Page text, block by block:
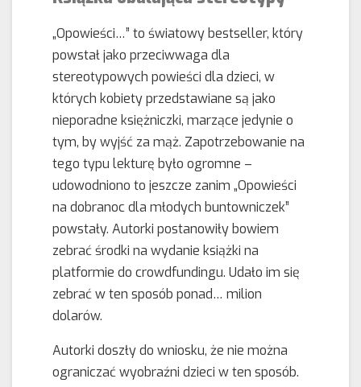
„Opowieści…” to światowy bestseller, który
powstał jako przeciwwaga dla
stereotypowych powieści dla dzieci, w
których kobiety przedstawiane są jako
nieporadne księżniczki, marzące jedynie o
tym, by wyjść za mąż. Zapotrzebowanie na
tego typu lekturę było ogromne –
udowodniono to jeszcze zanim „Opowieści
na dobranoc dla młodych buntowniczek”
powstały. Autorki postanowiły bowiem
zebrać środki na wydanie książki na
platformie do crowdfundingu. Udało im się
zebrać w ten sposób ponad… milion
dolarów.
Autorki doszły do wniosku, że nie można
ograniczać wyobraźni dzieci w ten sposób.